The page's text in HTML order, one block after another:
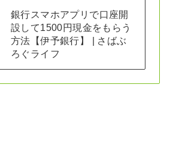
銀行スマホアプリで口座開
設して1500円現金をもらう
方法【伊予銀行】 | さばぶ
ろぐライフ